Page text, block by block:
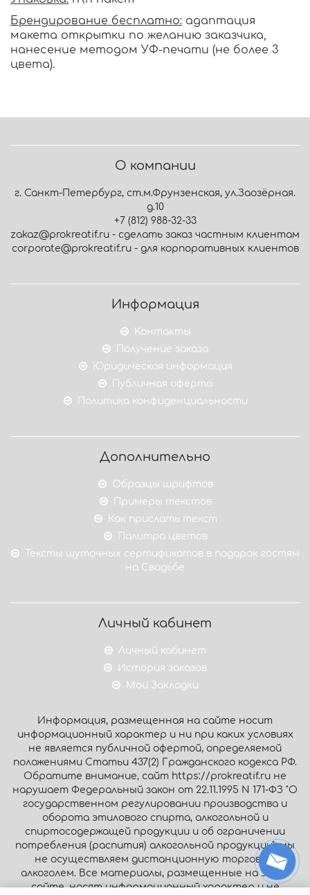
Брендирование бесплатно: адаптация
макета открытки по желанию заказчика,
нанесение методом УФ-печати (не более 3
цвета).
О компании
г. Санкт-Петербург, ст.м.Фрунзенская, ул.Заозёрная.
д.10
+7 (812) 988-32-33
zakaz@prokreatif.ru - сделать заказ частным клиентам
corporate@prokreatif.ru - для корпоративных клиентов
Информация
Контакты
Получение заказа
Юридическая информация
Публичная оферта
Политика конфиденциальности
Дополнительно
Образцы шрифтов
Примеры текстов
Как прислать текст
Палитра цветов
Тексты шуточных сертификатов в подарок гостям
на Свадьбе
Личный кабинет
Личный кабинет
История заказов
Мои Закладки
Информация, размещенная на сайте носит
информационный характер и ни при каких условиях
не является публичной офертой, определяемой
положениями Статьи 437(2) Гражданского кодекса РФ.
Обратите внимание, сайт https://prokreatif.ru не
нарушает Федеральный закон от 22.11.1995 N 171-ФЗ "О
государственном регулировании производства и
оборота этилового спирта, алкогольной и
спиртосодержащей продукции и об ограничении
потребления (распития) алкогольной продукции": мы
не осуществляем дистанционную торговлю
алкоголем. Все материалы, размещенные на этом
сайте, носят информационный характер и не